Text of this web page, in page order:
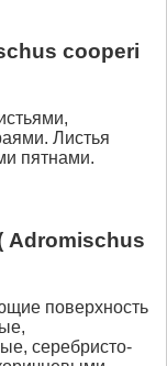
cooperi
Листья
пятнами.
Adromischus
поверхность
серебристо-